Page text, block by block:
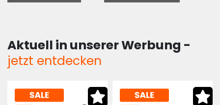
Aktuell in unserer Werbung -
jetzt entdecken